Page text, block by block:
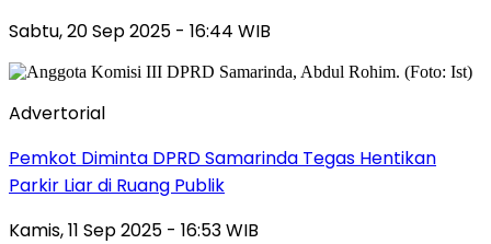
Sabtu, 20 Sep 2025 - 16:44 WIB
Advertorial
Pemkot Diminta DPRD Samarinda Tegas Hentikan
Parkir Liar di Ruang Publik
Kamis, 11 Sep 2025 - 16:53 WIB